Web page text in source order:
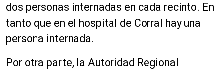
dos personas internadas en cada recinto. En
tanto que en el hospital de Corral hay una
persona internada.
Por otra parte, la Autoridad Regional